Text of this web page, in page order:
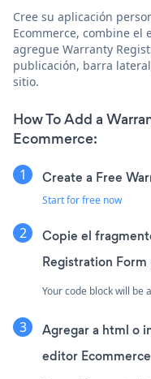
Cree su aplicación
Ecommerce, combine el
agregue Warranty
publicación, barra
sitio.
How To Add a
Ecommerce:
Create a Free
Start for free now
Copie el
Registration
Your code block will be
Agregar a html o
editor Ecommerce